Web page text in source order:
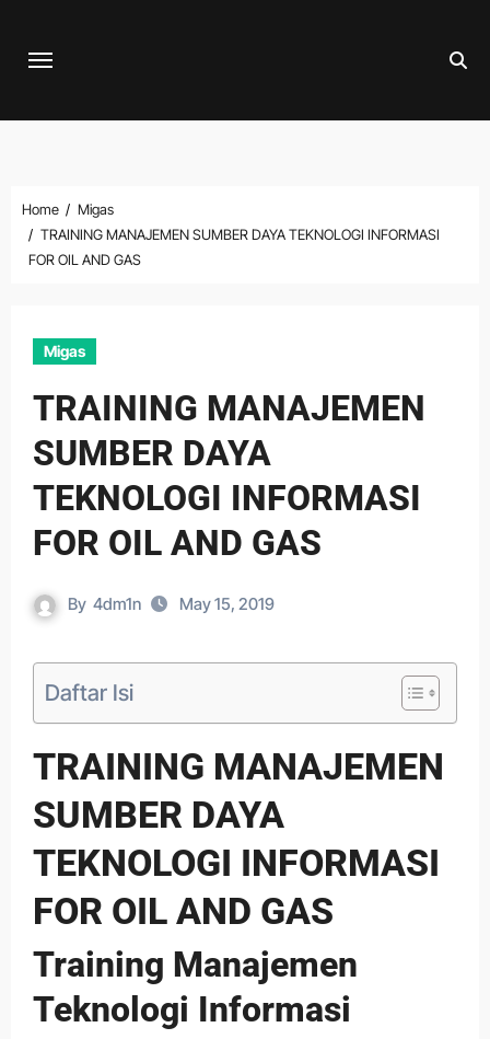
Home
Migas
TRAINING MANAJEMEN SUMBER DAYA TEKNOLOGI INFORMASI
FOR OIL AND GAS
Migas
TRAINING MANAJEMEN
SUMBER DAYA
TEKNOLOGI INFORMASI
FOR OIL AND GAS
By 4dm1n May 15, 2019
Daftar Isi
TRAINING MANAJEMEN
SUMBER DAYA
TEKNOLOGI INFORMASI
FOR OIL AND GAS
Training Manajemen
Teknologi Informasi